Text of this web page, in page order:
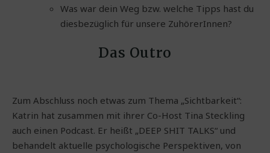
Was war dein Weg bzw. welche Tipps hast du
diesbezüglich für unsere ZuhörerInnen?
Das Outro
Zum Abschluss noch etwas zum Thema „Sichtbarkeit“:
Katrin hat zusammen mit ihrer Co-Host Tina Steckling
auch einen Podcast. Er heißt „DEEP SHIT TALKS“ und
behandelt aktuelle psychologische Perspektiven, von